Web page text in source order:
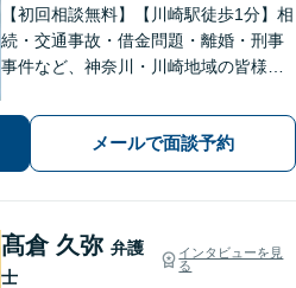
【初回相談無料】【川崎駅徒歩1分】相
続・交通事故・借金問題・離婚・刑事
事件など、神奈川・川崎地域の皆様の
取り組みます。クチコミ・リピーター
の方も多数。お気軽にお問い合わせ下
さい。
メールで面談予約
髙倉 久弥 弁護
士
インタビューを見
る